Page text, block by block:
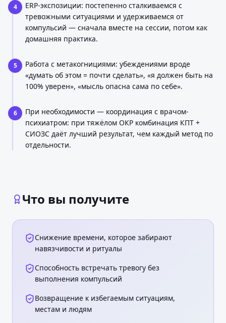
4
ERP-экспозиции: постепенно сталкиваемся с
тревожными ситуациями и удерживаемся от
компульсий — сначала вместе на сессии, потом как
домашняя практика.
5
Работа с метакогнициями: убеждениями вроде
«думать об этом = почти сделать», «я должен быть на
100% уверен», «мысль опасна сама по себе».
6
При необходимости — координация с врачом-
психиатром: при тяжёлом ОКР комбинация КПТ +
СИОЗС даёт лучший результат, чем каждый метод по
отдельности.
Что вы получите
Снижение времени, которое забирают
навязчивости и ритуалы
Способность встречать тревогу без
выполнения компульсий
Возвращение к избегаемым ситуациям,
местам и людям